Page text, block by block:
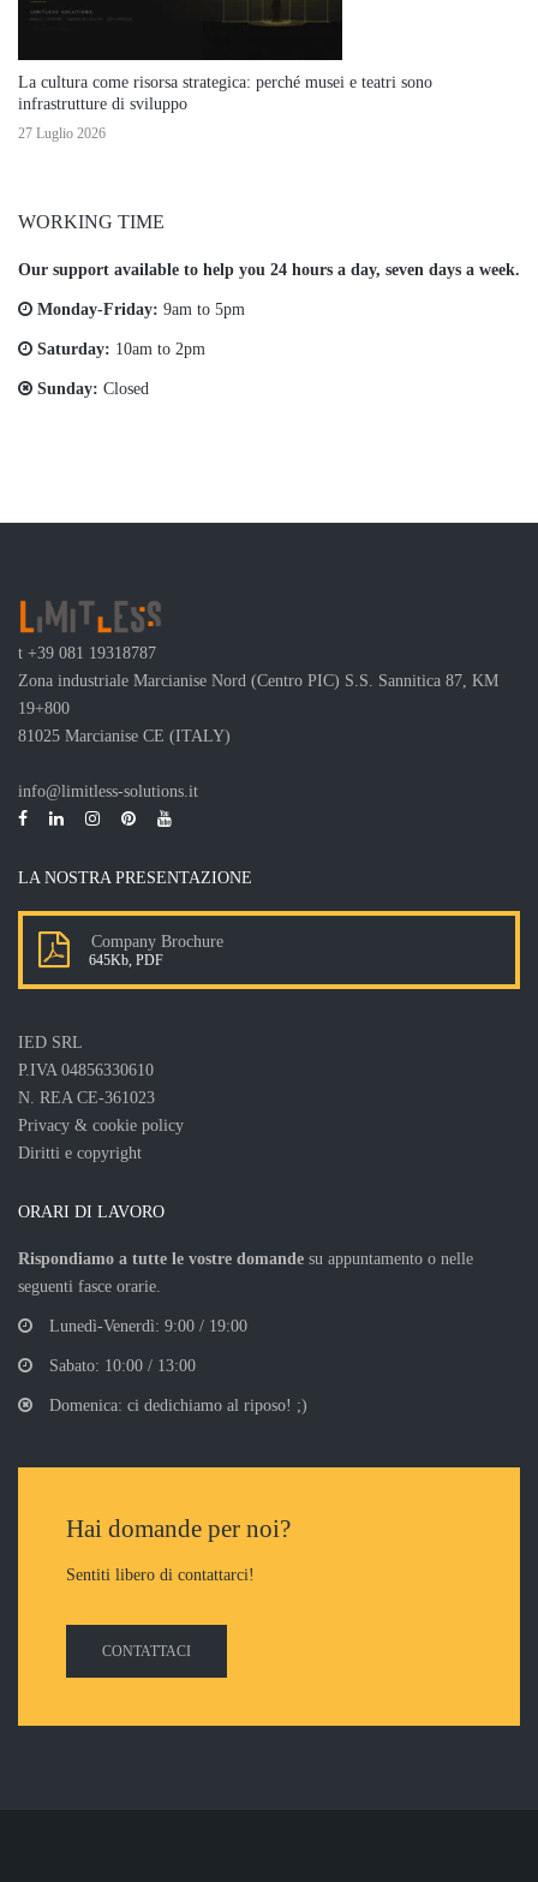
La cultura come risorsa strategica: perché musei e teatri sono
infrastrutture di sviluppo
27 Luglio 2026
WORKING TIME
Our support available to help you 24 hours a day, seven days a week.
Monday-Friday: 9am to 5pm
Saturday: 10am to 2pm
Sunday: Closed
t +39 081 19318787
Zona industriale Marcianise Nord (Centro PIC) S.S. Sannitica 87, KM
19+800
81025 Marcianise CE (ITALY)
info@limitless-solutions.it
LA NOSTRA PRESENTAZIONE
Company Brochure
645Kb, PDF
IED SRL
P.IVA 04856330610
N. REA CE-361023
Privacy & cookie policy
Diritti e copyright
ORARI DI LAVORO
Rispondiamo a tutte le vostre domande su appuntamento o nelle
seguenti fasce orarie.
Lunedì-Venerdì: 9:00 / 19:00
Sabato: 10:00 / 13:00
Domenica: ci dedichiamo al riposo! ;)
Hai domande per noi?
Sentiti libero di contattarci!
CONTATTACI